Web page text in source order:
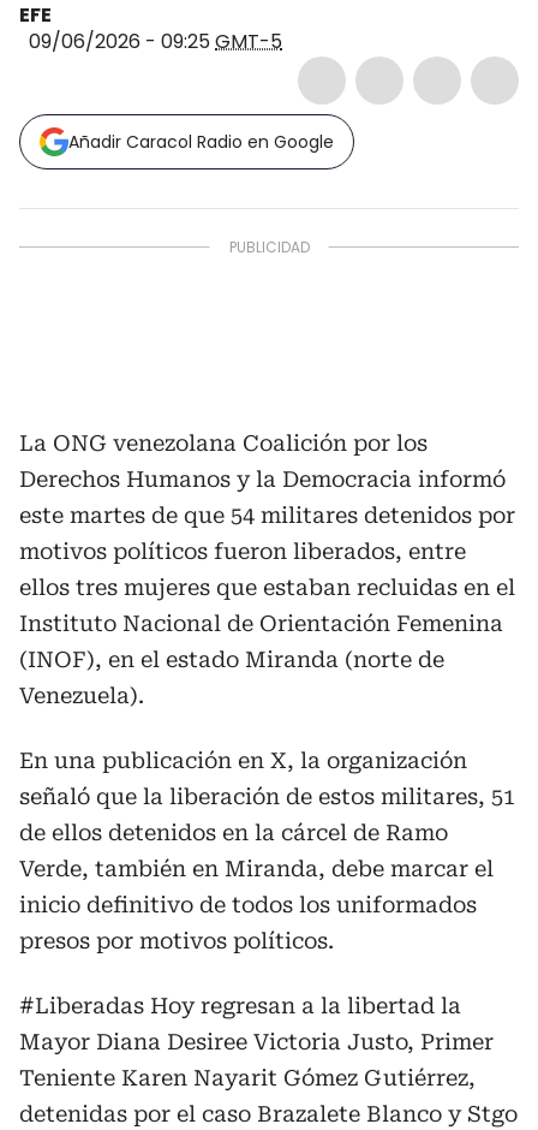
EFE
09/06/2026 - 09:25GMT-5
Añadir Caracol Radio en Google
La ONG venezolana Coalición por los
Derechos Humanos y la Democracia informó
este martes de que 54 militares detenidos por
motivos políticos fueron liberados, entre
ellos tres mujeres que estaban recluidas en el
Instituto Nacional de Orientación Femenina
(INOF), en el estado Miranda (norte de
Venezuela).
En una publicación en X, la organización
señaló que la liberación de estos militares, 51
de ellos detenidos en la cárcel de Ramo
Verde, también en Miranda, debe marcar el
inicio definitivo de todos los uniformados
presos por motivos políticos.
#Liberadas Hoy regresan a la libertad la
Mayor Diana Desiree Victoria Justo, Primer
Teniente Karen Nayarit Gómez Gutiérrez,
detenidas por el caso Brazalete Blanco y Stgo